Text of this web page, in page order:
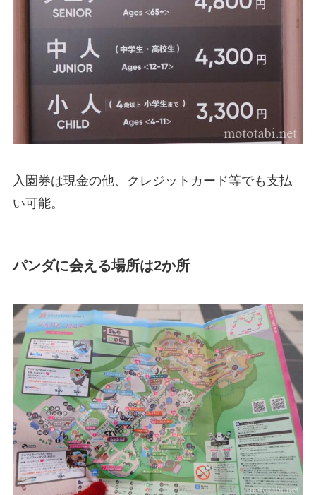
入園券は現金の他、クレジットカード等でも支払
い可能。
パンダに会える場所は2か所